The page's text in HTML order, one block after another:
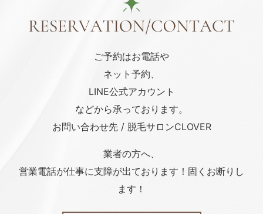
ご予約はお電話や
ネット予約、
LINE公式アカウント
などから承っております。
お問い合わせ先 / 脱毛サロンCLOVER
業者の方へ、
営業電話が仕事に支障が出ております！固くお断りし
ます！